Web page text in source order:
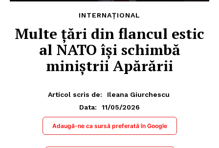
INTERNAȚIONAL
Multe țări din flancul estic
al NATO își schimbă
miniștrii Apărării
Articol scris de:
Ileana Giurchescu
Data:
11/05/2026
Adaugă-ne ca sursă preferată în Google